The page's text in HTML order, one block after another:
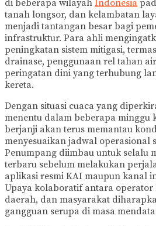
di beberapa wilayah Indonesia
tanah longsor, dan kelambatan
menjadi tantangan besar bagi
infrastruktur. Para ahli
peningkatan sistem mitigasi,
drainase, penggunaan rel tahan
peringatan dini yang terhubung
kereta.
Dengan situasi cuaca yang
menentu dalam beberapa minggu
berjanji akan terus memantau
menyesuaikan jadwal operasional
Penumpang diimbau untuk selalu
terbaru sebelum melakukan
aplikasi resmi KAI maupun kanal
Upaya kolaboratif antara operator
daerah, dan masyarakat
gangguan serupa di masa